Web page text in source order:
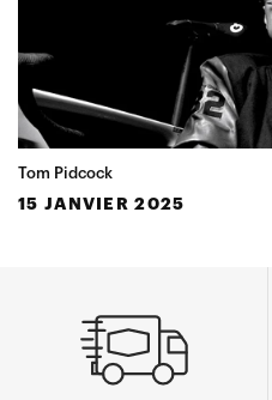
Tom Pidcock
15 JANVIER 2025